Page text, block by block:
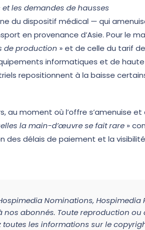
les demandes de hausses
du dispositif médical — qui
en provenance d’Asie. Pour le
de production » et de celle du tarif
informatiques et de haute
repositionnent à la baisse
au moment où l’offre s’amenuise et
la main-d’œuvre se fait rare »
des délais de paiement et la
Nominations, Hospimedia
nos abonnés. Toute reproduction ou
toutes les informations sur le